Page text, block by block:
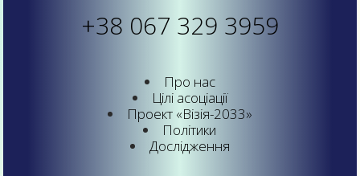
+38 067 329 3959
Про нас
Цілі асоціації
Проект «Візія-2033»
Політики
Дослідження